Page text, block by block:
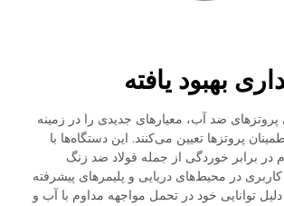
بهبود یافته
پروتزهای ضد آب، معیارهای جدیدی را در زمینه
پروتزها تعیین می‌کنند. این دستگاه‌ها با
در برابر خوردگی از جمله فولاد ضد زنگ
در محیط‌های دریایی و پلیمرهای پیشرفته
توانایی خود در تحمل مواجهه مداوم با آب و